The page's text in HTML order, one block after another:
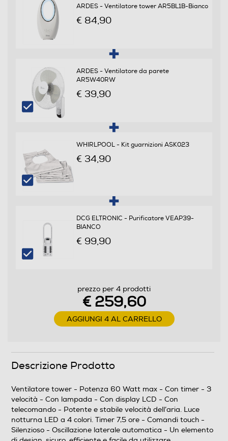
Display LCD
Diffusore aromi
Nebulizzazione
Dimensioni - Peso
Altezza-mm
210
Descrizione
ARDES - Ventilatore tower AR5BL1B-Bianco
€ 84,90
ARDES - Ventilatore da parete
AR5W40RW
€ 39,90
WHIRLPOOL - Kit guarnizioni ASK023
€ 34,90
DCG ELTRONIC - Purificatore VEAP39-
BIANCO
€ 99,90
prezzo per 4 prodotti
€ 259,60
AGGIUNGI 4 AL CARRELLO
Descrizione Prodotto
Ventilatore tower - Potenza 60 Watt max - Con timer - 3
velocità - Con lampada - Con display LCD - Con
telecomando - Potente e stabile velocità dell’aria. Luce
notturna LED a 4 colori. Timer 7,5 ore - Comandi touch -
Silenzioso - Oscillazione laterale automatica - Un elemento